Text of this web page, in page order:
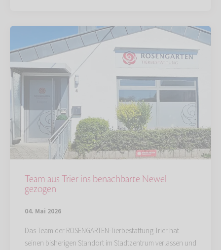
Team aus Trier ins benachbarte Newel
gezogen
04. Mai 2026
Das Team der ROSENGARTEN-Tierbestattung Trier hat
seinen bisherigen Standort im Stadtzentrum verlassen und